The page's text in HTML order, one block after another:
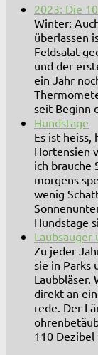
2023: Die
Winter:
überlassen
Feldsalat
und der
ein Jahr
seit Beginn
Hundstage
Es ist heiss,
Hortensien
ich brauche
morgens
wenig
Hundstage
Laubsauger
Zu jeder
sie in Parks
Laubbläser.
direkt an
rede. Der
110